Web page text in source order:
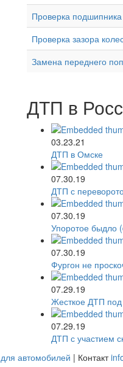
Проверка
Проверка зазора
Замена переднего
ДТП в
03.23.21
ДТП в Омске
07.30.19
ДТП с
07.30.19
Упоротое быдло
07.30.19
Фургон не
07.29.19
Жесткое ДТП
07.29.19
ДТП с участием
автомобилей | Контакт